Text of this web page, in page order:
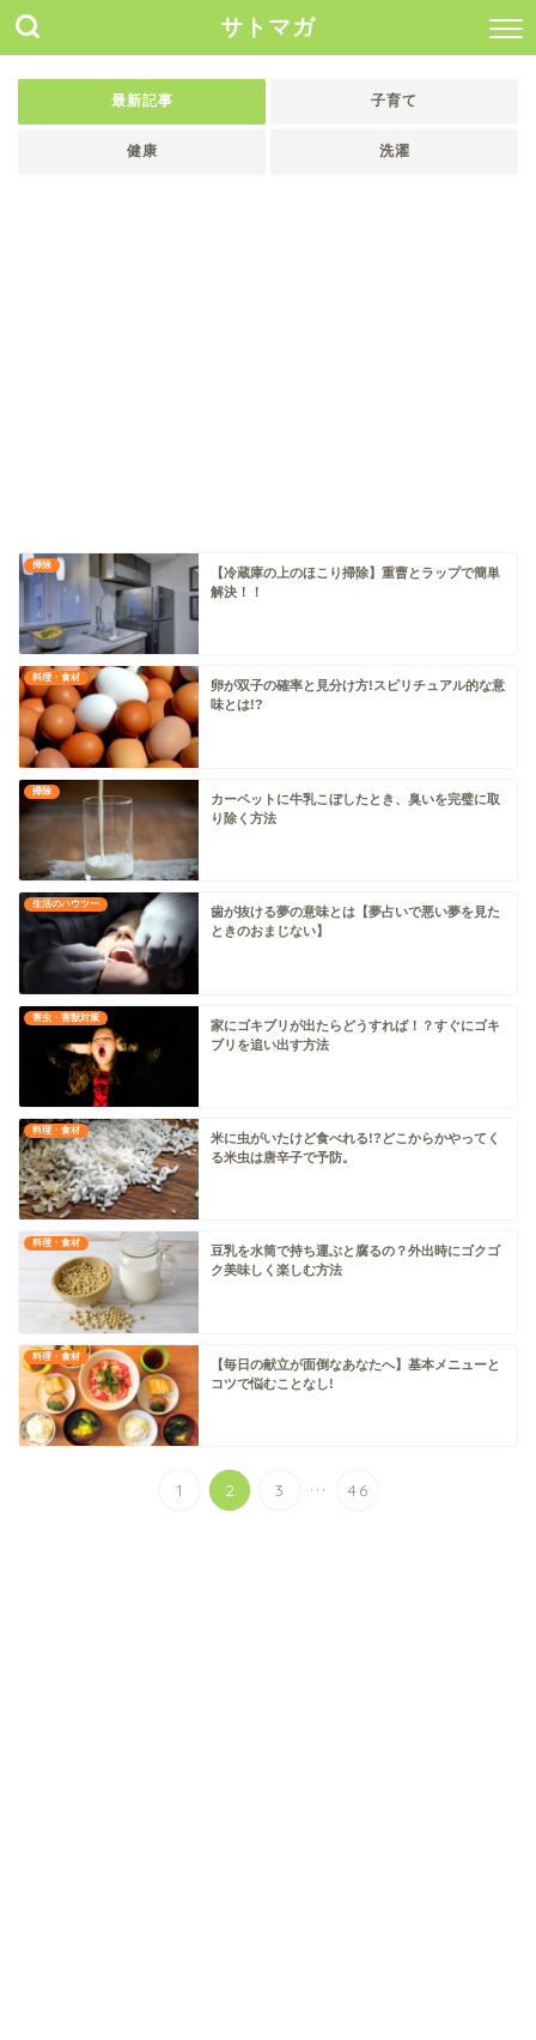
サトマガ
最新記事 子育て
健康 洗濯
掃除
【冷蔵庫の上のほこり掃除】重曹とラップで簡単
解決！！
料理・食材
卵が双子の確率と見分け方!スピリチュアル的な意
味とは!?
掃除
カーペットに牛乳こぼしたとき、臭いを完璧に取
り除く方法
生活のハウツー
歯が抜ける夢の意味とは【夢占いで悪い夢を見た
ときのおまじない】
害虫・害獣対策
家にゴキブリが出たらどうすれば！？すぐにゴキ
ブリを追い出す方法
料理・食材
米に虫がいたけど食べれる!?どこからかやってく
る米虫は唐辛子で予防。
料理・食材
豆乳を水筒で持ち運ぶと腐るの？外出時にゴクゴ
ク美味しく楽しむ方法
料理・食材
【毎日の献立が面倒なあなたへ】基本メニューと
コツで悩むことなし!
1 2 3 ... 46